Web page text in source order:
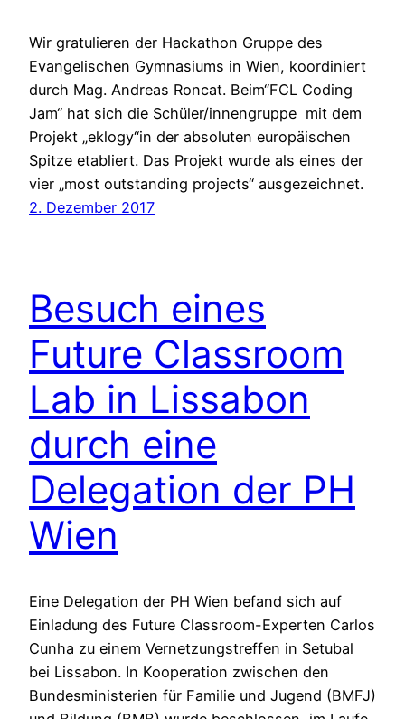
Wir gratulieren der Hackathon Gruppe des
Evangelischen Gymnasiums in Wien, koordiniert
durch Mag. Andreas Roncat. Beim“FCL Coding
Jam“ hat sich die Schüler/innengruppe mit dem
Projekt „eklogy“in der absoluten europäischen
Spitze etabliert. Das Projekt wurde als eines der
vier „most outstanding projects“ ausgezeichnet.
2. Dezember 2017
Besuch eines
Future Classroom
Lab in Lissabon
durch eine
Delegation der PH
Wien
Eine Delegation der PH Wien befand sich auf
Einladung des Future Classroom-Experten Carlos
Cunha zu einem Vernetzungstreffen in Setubal
bei Lissabon. In Kooperation zwischen den
Bundesministerien für Familie und Jugend (BMFJ)